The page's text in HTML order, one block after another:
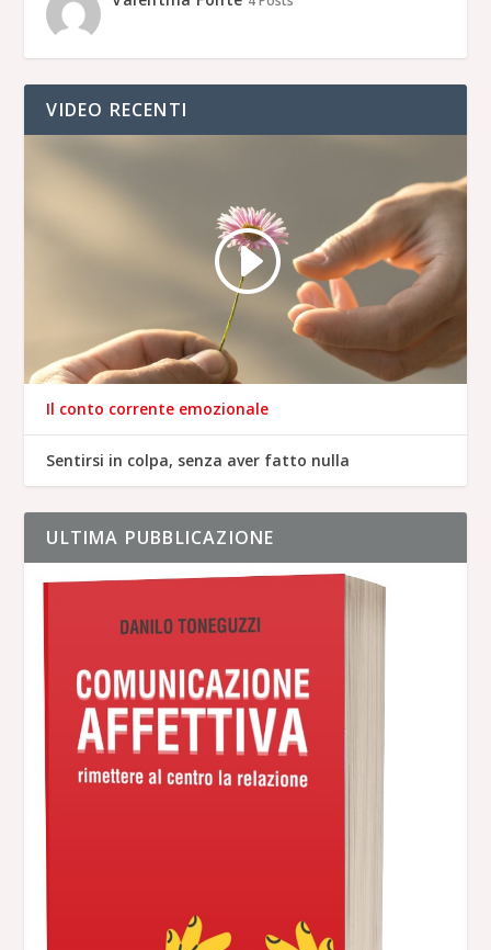
VIDEO RECENTI
Il conto corrente emozionale
Sentirsi in colpa, senza aver fatto nulla
ULTIMA PUBBLICAZIONE